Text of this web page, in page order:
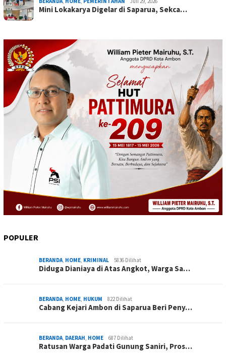
Mini Lokakarya Digelar di Saparua, Sekca…
POPULER
BERANDA, HOME, KRIMINAL 5836 Dilihat
Diduga Dianiaya di Atas Angkot, Warga Sa…
BERANDA, HOME, HUKUM 822 Dilihat
Cabang Kejari Ambon di Saparua Beri Peny…
BERANDA, DAERAH, HOME 687 Dilihat
Ratusan Warga Padati Gunung Saniri, Pros…